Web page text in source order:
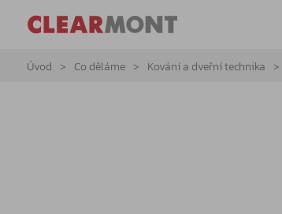
Úvod Co děláme Kování a dveřní technika